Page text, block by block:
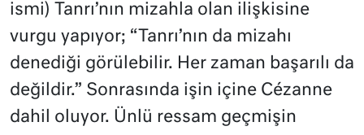
ismi) Tanrı’nın mizahla olan ilişkisine
vurgu yapıyor; “Tanrı’nın da mizahı
denediği görülebilir. Her zaman başarılı da
değildir.” Sonrasında işin içine Cézanne
dahil oluyor. Ünlü ressam geçmişin